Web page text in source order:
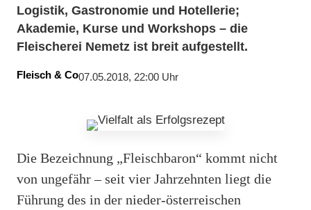
Logistik, Gastronomie und Hotellerie;
Akademie, Kurse und Workshops – die
Fleischerei Nemetz ist breit aufgestellt.
Fleisch & Co07.05.2018, 22:00 Uhr
Die Bezeichnung „Fleischbaron“ kommt nicht
von ungefähr – seit vier Jahrzehnten liegt die
Führung des in der nieder-österreischen